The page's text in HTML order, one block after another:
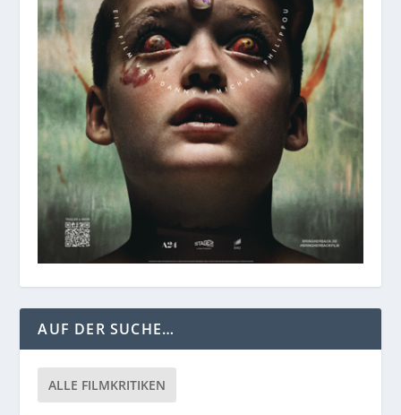
AUF DER SUCHE…
ALLE FILMKRITIKEN